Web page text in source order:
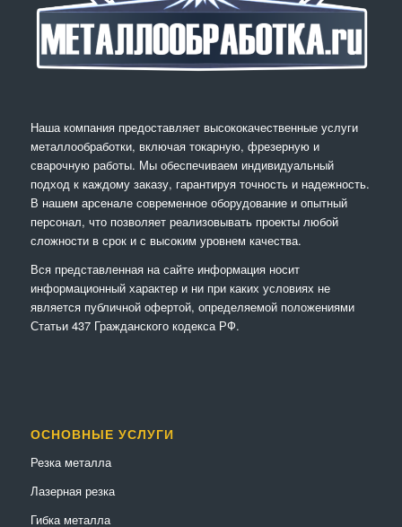
Наша компания предоставляет высококачественные услуги
металлообработки, включая токарную, фрезерную и
сварочную работы. Мы обеспечиваем индивидуальный
подход к каждому заказу, гарантируя точность и надежность.
В нашем арсенале современное оборудование и опытный
персонал, что позволяет реализовывать проекты любой
сложности в срок и с высоким уровнем качества.
Вся представленная на сайте информация носит
информационный характер и ни при каких условиях не
является публичной офертой, определяемой положениями
Статьи 437 Гражданского кодекса РФ.
ОСНОВНЫЕ УСЛУГИ
Резка металла
Лазерная резка
Гибка металла